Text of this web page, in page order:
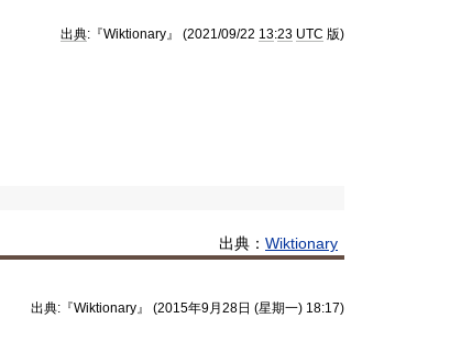
出典:『Wiktionary』 (2021/09/22 13:23 UTC 版)
出典： Wiktionary
出典:『Wiktionary』 (2015年9月28日 (星期一) 18:17)